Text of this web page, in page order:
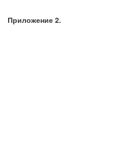
Приложение 2.